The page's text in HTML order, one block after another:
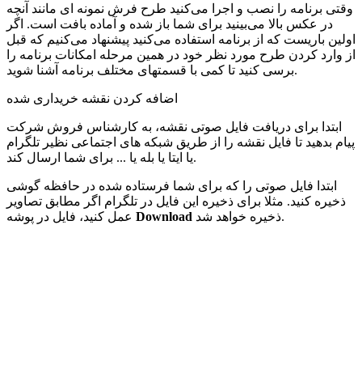
وقتی برنامه را نصب و اجرا می‌کنید طرح فرش نمونه ای مانند آنچه
در عکس بالا می‌بینید برای شما باز شده و آماده بافت است. اگر
اولین باریست که از برنامه استفاده می‌کنید پیشنهاد می‌کنیم که قبل
از وارد کردن طرح مورد نظر خود در همین مرحله امکانات برنامه را
برسی کنید تا کمی با قسمتهای مختلف برنامه آشنا شوید.
اضافه کردن نقشه خریداری شده
ابتدا برای دریافت فایل صوتی نقشه، به کارشناس فروش شرکت
پیام بدهید تا فایل نقشه را از طریق شبکه های اجتماعی نظیر تلگرام
یا ایتا یا بله یا ... برای شما ارسال کند.
ابتدا فایل صوتی را که برای شما فرستاده شده در حافظه گوشی
ذخیره کنید. مثلا برای ذخیره این فایل در تلگرام اگر مطابق تصاویر
Download ذخیره خواهد شد.